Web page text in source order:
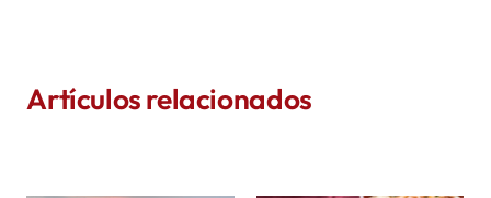
Artículos relacionados